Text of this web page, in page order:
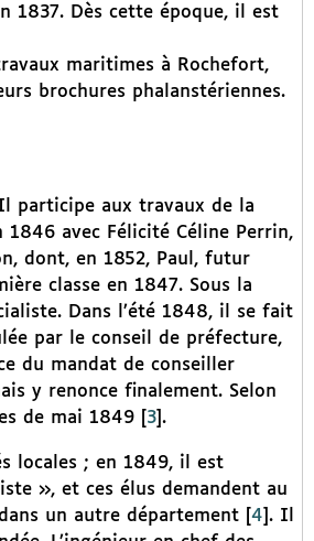
1837. Dès cette époque, il est
maritimes à Rochefort,
brochures phalanstériennes.
participe aux travaux de la
avec Félicité Céline Perrin,
dont, en 1852, Paul, futur
classe en 1847. Sous la
Dans l’été 1848, il se fait
par le conseil de préfecture,
du mandat de conseiller
y renonce finalement. Selon
de mai 1849[ 3] .
locales ; en 1849, il est
», et ces élus demandent au
un autre département[ 4 . Il